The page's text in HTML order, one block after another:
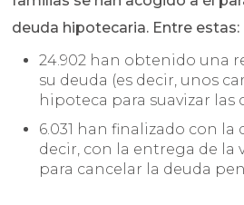
deuda hipotecaria. Entre estas:
24.902 han obtenido una
su deuda (es decir, unos
hipoteca para suavizar las
6.031 han finalizado con la
decir, con la entrega de la
para cancelar la deuda